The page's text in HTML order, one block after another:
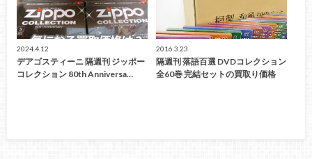
2024.4.12
デアゴスティーニ 隔週刊 ジッポー
コレクション 80th Anniversa…
2016.3.23
隔週刊 落語百選 DVDコレクション
全60巻 完結セットの買取り価格